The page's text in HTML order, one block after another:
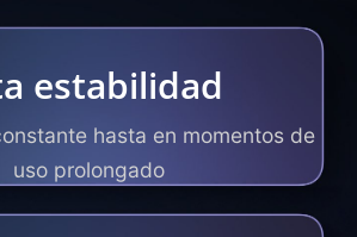
estabilidad
hasta en momentos de
uso prolongado